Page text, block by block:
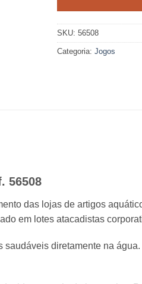
SKU: 56508
Categoria: Jogos
56508
das lojas de artigos
em lotes atacadistas
diretamente na